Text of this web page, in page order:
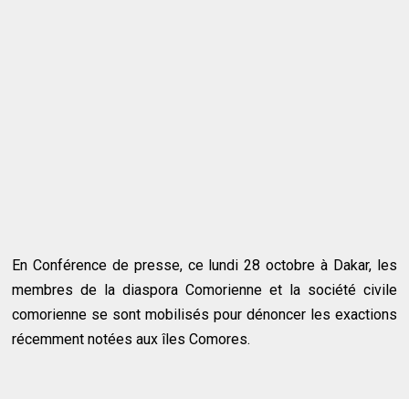
En Conférence de presse, ce lundi 28 octobre à Dakar, les
membres de la diaspora Comorienne et la société civile
comorienne se sont mobilisés pour dénoncer les exactions
récemment notées aux îles Comores.